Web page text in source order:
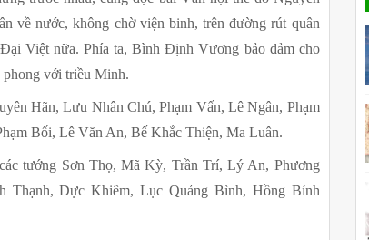
về nước, không chờ viện binh, trên đường rút quân
Việt nữa. Phía ta, Bình Định Vương bảo đảm cho
phong với triều Minh.
Hãn, Lưu Nhân Chú, Phạm Vấn, Lê Ngân, Phạm
Bối, Lê Văn An, Bế Khắc Thiện, Ma Luân.
tướng Sơn Thọ, Mã Kỳ, Trần Trí, Lý An, Phương
Thạnh, Dực Khiêm, Lục Quảng Bình, Hồng Bỉnh